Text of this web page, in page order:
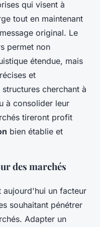
qui visent à
tout en maintenant
original. Le
permet non
étendue, mais
et
cherchant à
à consolider leur
tireront profit
bien établie et
des marchés
aujourd'hui un facteur
souhaitant pénétrer
Adapter un